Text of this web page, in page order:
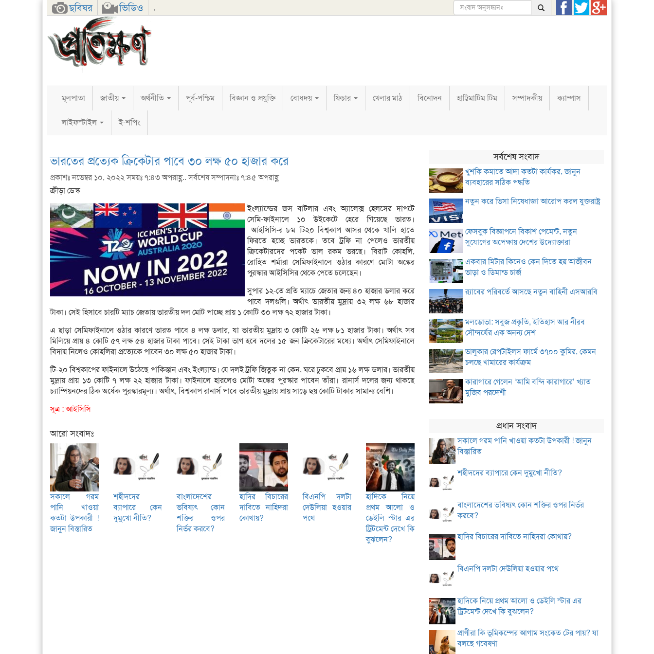
ছবিঘর ভিডিও ,
FacebookTwitterGoogle+
মূলপাতা জাতীয় অর্থনীতি পূর্ব-পশ্চিম বিজ্ঞান ও প্রযুক্তি বোধদয় ফিচার খেলার মাঠ বিনোদন হাট্টিমাটিম টিম সম্পাদকীয় ক্যাম্পাস
লাইফস্টাইল ই-শপিং
ভারতের প্রত্যেক ক্রিকেটার পাবে ৩০ লক্ষ ৫০ হাজার করে
প্রকাশঃ নভেম্বর ১০, ২০২২ সময়ঃ ৭:৪৩ অপরাহ্ণ.. সর্বশেষ সম্পাদনাঃ ৭:৪৫ অপরাহ্ণ
ক্রীড়া ডেস্ক
ইংল্যান্ডের জস বাটলার এবং অ্যালেক্স হেলসের দাপটে
সেমি-ফাইনালে ১০ উইকেটে হেরে গিয়েছে ভারত।
আইসিসি-র ৮ম টি২০ বিশ্বকাপ আসর থেকে খালি হাতে
ফিরতে হচ্ছে ভারতকে। তবে ট্রফি না পেলেও ভারতীয়
ক্রিকেটারদের পকেট ভাল রকম ভরছে। বিরাট কোহলি,
রোহিত শর্মারা সেমিফাইনালে ওঠার কারণে মোটা অঙ্কের
পুরস্কার আইসিসির থেকে পেতে চলেছেন।
সুপার ১২-তে প্রতি ম্যাচে জেতার জন্য ৪০ হাজার ডলার করে
পাবে দলগুলি। অর্থাৎ ভারতীয় মুদ্রায় ৩২ লক্ষ ৬৮ হাজার
টাকা। সেই হিসাবে চারটি ম্যাচ জেতায় ভারতীয় দল মোট পাচ্ছে প্রায় ১ কোটি ৩০ লক্ষ ৭২ হাজার টাকা।
এ ছাড়া সেমিফাইনালে ওঠার কারণে ভারত পাবে ৪ লক্ষ ডলার, যা ভারতীয় মুদ্রায় ৩ কোটি ২৬ লক্ষ ৮১ হাজার টাকা। অর্থাৎ সব
মিলিয়ে প্রায় ৪ কোটি ৫৭ লক্ষ ৫৪ হাজার টাকা পাবে। সেই টাকা ভাগ হবে দলের ১৫ জন ক্রিকেটারের মধ্যে। অর্থাৎ সেমিফাইনালে
বিদায় নিলেও কোহলিরা প্রত্যেকে পাবেন ৩০ লক্ষ ৫০ হাজার টাকা।
টি-২০ বিশ্বকাপের ফাইনালে উঠেছে পাকিস্তান এবং ইংল্যান্ড। যে দলই ট্রফি জিতুক না কেন, ঘরে ঢুকবে প্রায় ১৬ লক্ষ ডলার। ভারতীয়
মুদ্রায় প্রায় ১৩ কোটি ৭ লক্ষ ২২ হাজার টাকা। ফাইনালে হারলেও মোটা অঙ্কের পুরস্কার পাবেন তাঁরা। রানার্স দলের জন্য থাকছে
চ্যাম্পিয়নদের ঠিক অর্ধেক পুরস্কারমূল্য। অর্থাৎ, বিশ্বকাপ রানার্স পাবে ভারতীয় মুদ্রায় প্রায় সাড়ে ছয় কোটি টাকার সামান্য বেশি।
সূত্র : আইসিসি
আরো সংবাদঃ
সকালে গরম
পানি খাওয়া
কতটা উপকারী !
জানুন বিস্তারিত
শহীদদের
ব্যাপারে কেন
দুমুখো নীতি?
বাংলাদেশের
ভবিষ্যৎ কোন
শক্তির ওপর
নির্ভর করবে?
হাদির বিচারের
দাবিতে নাহিদরা
কোথায়?
বিএনপি দলটা
দেউলিয়া হওয়ার
পথে
হাদিকে নিয়ে
প্রথম আলো ও
ডেইলি স্টার এর
ট্রিটমেন্ট দেখে কি
বুঝলেন?
সর্বশেষ সংবাদ
খুশকি কমাতে আদা কতটা কার্যকর, জানুন
ব্যবহারের সঠিক পদ্ধতি
নতুন করে ভিসা নিষেধাজ্ঞা আরোপ করল যুক্তরাষ্ট্র
ফেসবুক বিজ্ঞাপনে বিকাশ পেমেন্ট, নতুন
সুযোগের অপেক্ষায় দেশের উদ্যোক্তারা
একবার মিটার কিনেও কেন দিতে হয় আজীবন
ভাড়া ও ডিমান্ড চার্জ
র‌্যাবের পরিবর্তে আসছে নতুন বাহিনী এসআরবি
মলডোভা: সবুজ প্রকৃতি, ইতিহাস আর নীরব
সৌন্দর্যের এক অনন্য দেশ
ভালুকার রেপটাইলস ফার্মে ৩৭০০ কুমির, কেমন
চলছে খামারের কার্যক্রম
কারাগারে গেলেন ‘আমি বন্দি কারাগারে’ খ্যাত
মুজিব পরদেশী
প্রধান সংবাদ
সকালে গরম পানি খাওয়া কতটা উপকারী ! জানুন
বিস্তারিত
শহীদদের ব্যাপারে কেন দুমুখো নীতি?
বাংলাদেশের ভবিষ্যৎ কোন শক্তির ওপর নির্ভর
করবে?
হাদির বিচারের দাবিতে নাহিদরা কোথায়?
বিএনপি দলটা দেউলিয়া হওয়ার পথে
হাদিকে নিয়ে প্রথম আলো ও ডেইলি স্টার এর
ট্রিটমেন্ট দেখে কি বুঝলেন?
প্রাণীরা কি ভূমিকম্পের আগাম সংকেত টের পায়? যা
বলছে গবেষণা